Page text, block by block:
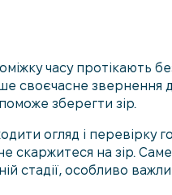
часу протікають
своєчасне звернення
зберегти зір.
огляд і перевірку
скаржитеся на зір.
стадії, особливо